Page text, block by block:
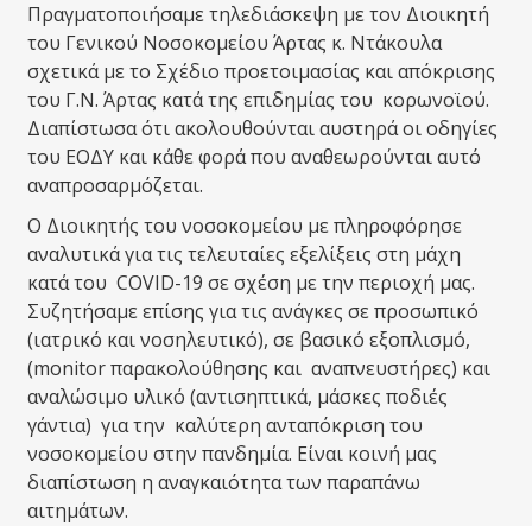
Πραγματοποιήσαμε τηλεδιάσκεψη με τον Διοικητή
του Γενικού Νοσοκομείου Άρτας κ. Ντάκουλα
σχετικά με το Σχέδιο προετοιμασίας και απόκρισης
του Γ.Ν. Άρτας κατά της επιδημίας του κορωνοϊού.
Διαπίστωσα ότι ακολουθούνται αυστηρά οι οδηγίες
του ΕΟΔΥ και κάθε φορά που αναθεωρούνται αυτό
αναπροσαρμόζεται.
Ο Διοικητής του νοσοκομείου με πληροφόρησε
αναλυτικά για τις τελευταίες εξελίξεις στη μάχη
κατά του COVID-19 σε σχέση με την περιοχή μας.
Συζητήσαμε επίσης για τις ανάγκες σε προσωπικό
(ιατρικό και νοσηλευτικό), σε βασικό εξοπλισμό,
(monitor παρακολούθησης και αναπνευστήρες) και
αναλώσιμο υλικό (αντισηπτικά, μάσκες ποδιές
γάντια) για την καλύτερη ανταπόκριση του
νοσοκομείου στην πανδημία. Είναι κοινή μας
διαπίστωση η αναγκαιότητα των παραπάνω
αιτημάτων.